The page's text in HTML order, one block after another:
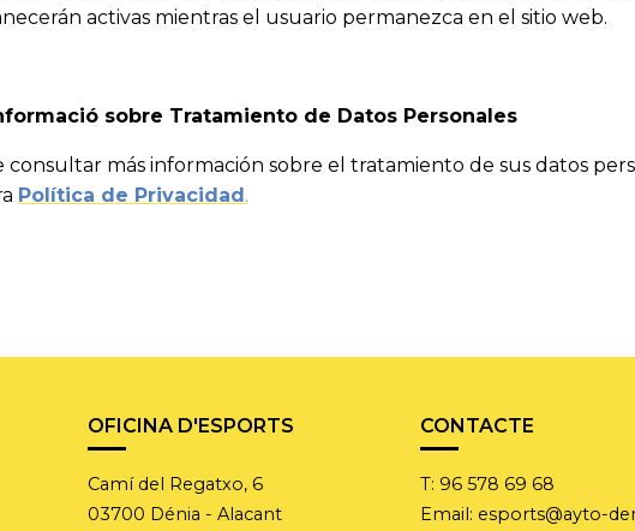
activas mientras el usuario permanezca en el sitio web.
sobre Tratamiento de Datos Personales
consultar más información sobre el tratamiento de sus datos
Política de Privacidad.
OFICINA D'ESPORTS
Camí del Regatxo, 6
03700 Dénia - Alacant
CONTACTE
T: 96 578 69 68
Email: esports@ayto-